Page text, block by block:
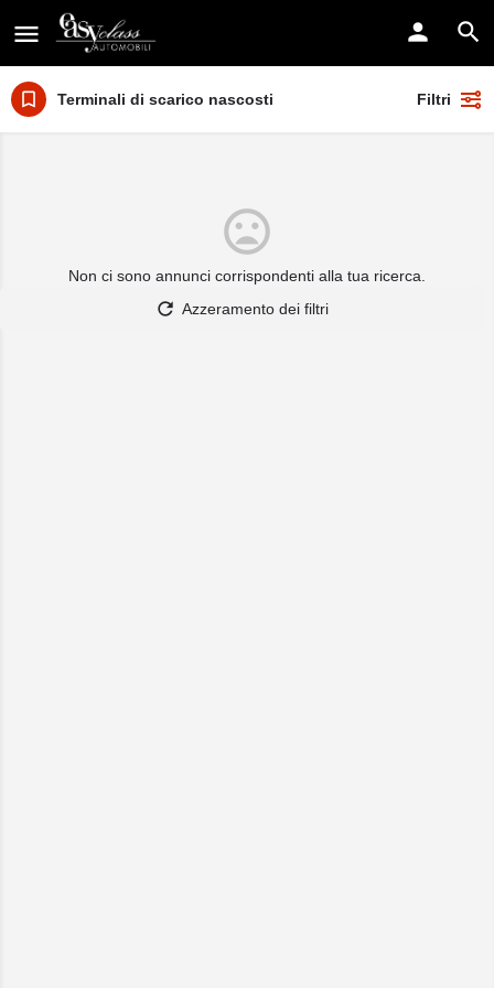
Terminali di scarico nascosti Filtri
Non ci sono annunci corrispondenti alla tua ricerca.
Azzeramento dei filtri